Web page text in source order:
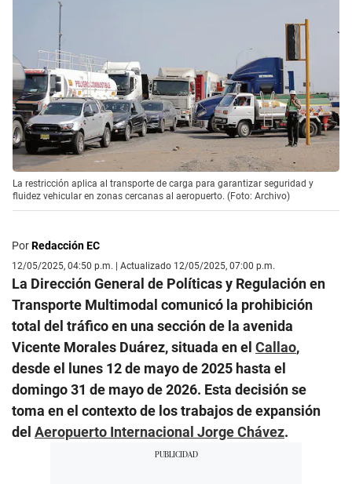
La restricción aplica al transporte de carga para garantizar seguridad y
fluidez vehicular en zonas cercanas al aeropuerto. (Foto: Archivo)
PorRedacción EC
12/05/2025, 04:50 p.m. | Actualizado 12/05/2025, 07:00 p.m.
La Dirección General de Políticas y Regulación en
Transporte Multimodal comunicó la prohibición
total del tráfico en una sección de la avenida
Vicente Morales Duárez, situada en el Callao,
desde el lunes 12 de mayo de 2025 hasta el
domingo 31 de mayo de 2026. Esta decisión se
toma en el contexto de los trabajos de expansión
del Aeropuerto Internacional Jorge Chávez.